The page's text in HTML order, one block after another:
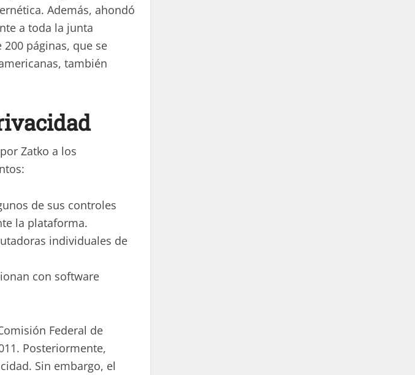
Además, ahondó
a toda la junta
páginas, que se
también
Zatko a los
de sus controles
la plataforma.
individuales de
con software
Federal de
Posteriormente,
Sin embargo, el